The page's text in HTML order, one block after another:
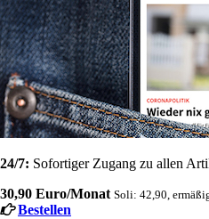
24/7: Sofortiger Zugang zu allen
30,90 Euro/Monat Soli: 42,90,
Bestellen